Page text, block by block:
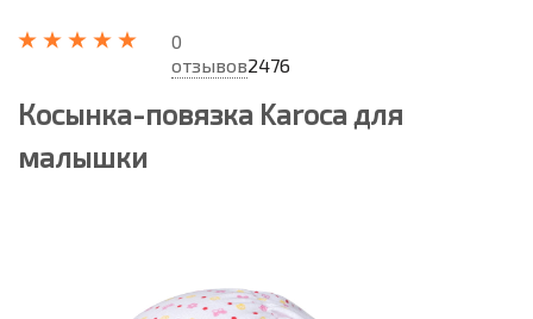
0
отзывов2476
Косынка-повязка Karoca для
малышки